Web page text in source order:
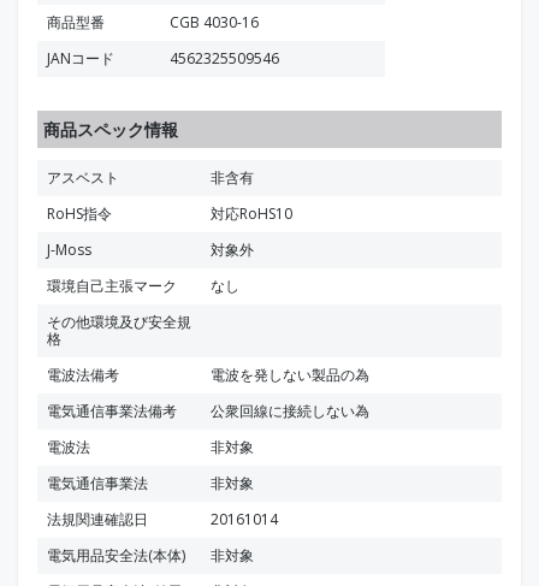
商品型番
CGB 4030-16
JANコード
4562325509546
商品スペック情報
アスベスト
非含有
RoHS指令
対応RoHS10
J-Moss
対象外
環境自己主張マーク
なし
その他環境及び安全規
格
電波法備考
電波を発しない製品の為
電気通信事業法備考
公衆回線に接続しない為
電波法
非対象
電気通信事業法
非対象
法規関連確認日
20161014
電気用品安全法(本体)
非対象